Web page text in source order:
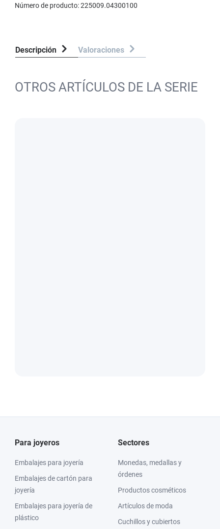
Número de producto:225009.04300100
Descripción Valoraciones
OTROS ARTÍCULOS DE LA SERIE
Para joyeros
Embalajes para joyería
Embalajes de cartón para
joyería
Embalajes para joyería de
plástico
Sectores
Monedas, medallas y
órdenes
Productos cosméticos
Artículos de moda
Cuchillos y cubiertos